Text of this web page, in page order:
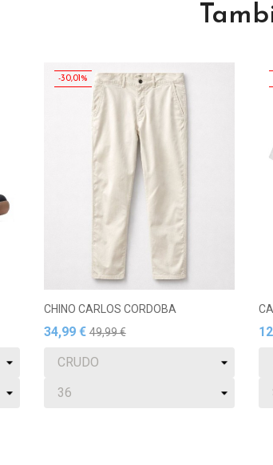
-30,01%
CHINO CARLOS CORDOBA
34,99 € 49,99 €